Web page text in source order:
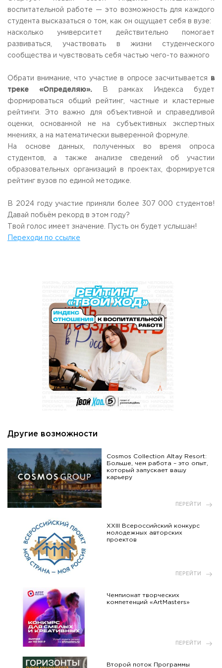
Дополнительное образование
Федеральный ресурсный центр
Федеральное учебно-методическое объединение в
системе ВО
Федеральное учебно-методическое объединение в
системе СПО
Профком
Конкурс ППС
Сведения об образовательнойорганизации
141221, Московская обл., Городской округ Пушкинский,
пгт. Черкизово,
ул. Главная, 99
ТЕЛЕФОНЫ
+7 (495) 940 83 00
+7 (495) 940 83 58 - Приемная комиссия
obrashenia@rguts.ru
priem@rguts.ru - Приемная комиссия
пт: с 09:00 до 16:45;
сб-вс: выходной
пн-пт: с 10:00 до 17:00;
воспитательной работе — это возможность для каждого
студента высказаться о том, как он ощущает себя в вузе:
насколько университет действительно помогает
развиваться, участвовать в жизни студенческого
сообщества и чувствовать себя частью чего-то важного
️Обрати внимание, что участие в опросе засчитывается в
треке «Определяю».
В рамках Индекса будет
формироваться общий рейтинг, частные и кластерные
рейтинги. Это важно для объективной и справедливой
оценки, основанной не на субъективных экспертных
мнениях, а на математически выверенной формуле.
На основе данных, полученных во время опроса
студентов, а также анализе сведений об участии
образовательных организаций в проектах, формируется
рейтинг вузов по единой методике.
В 2024 году участие приняли более 307 000 студентов!
Давай побьём рекорд в этом году?
Твой голос имеет значение. Пусть он будет услышан!
Переходи по ссылке
Другие возможности
Cosmos Collection Altay Resort:
Больше, чем работа – это опыт,
который запускает вашу
карьеру
ПЕРЕЙТИ
XXIII Всероссийский конкурс
молодежных авторских
проектов
ПЕРЕЙТИ
Чемпионат творческих
компетенций «ArtMasters»
ПЕРЕЙТИ
Второй поток Программы